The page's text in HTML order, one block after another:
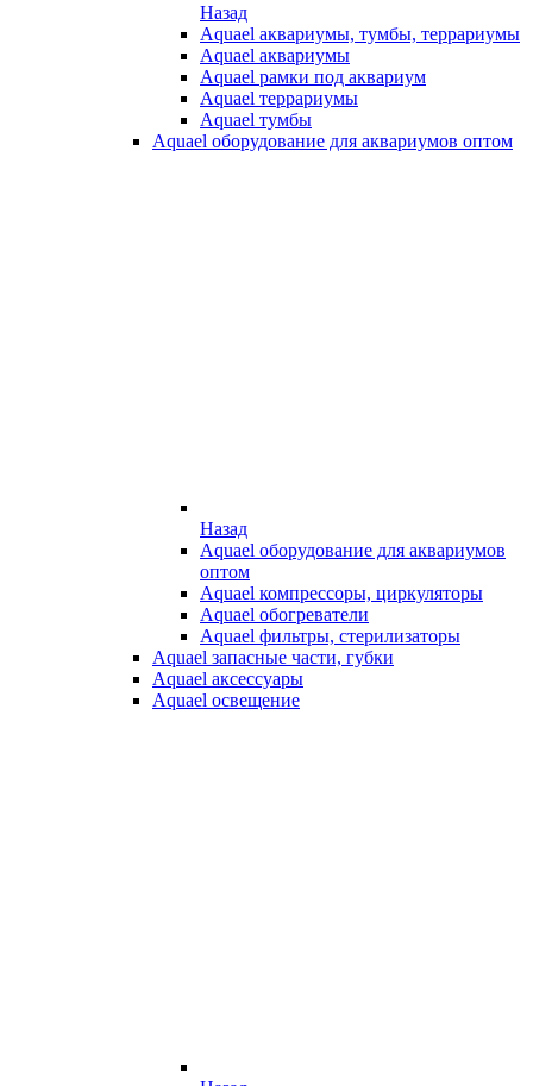
Назад
Aquael аквариумы, тумбы, террариумы
Aquael аквариумы
Aquael рамки под аквариум
Aquael террариумы
Aquael тумбы
Aquael оборудование для аквариумов оптом
Назад
Aquael оборудование для аквариумов
оптом
Aquael компрессоры, циркуляторы
Aquael обогреватели
Aquael фильтры, стерилизаторы
Aquael запасные части, губки
Aquael аксессуары
Aquael освещение